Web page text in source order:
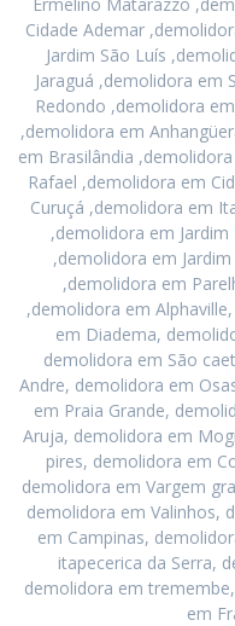
Cidade Ademar
Jardim São Luís
Jaraguá ,demolidora em
Redondo ,demolidora
,demolidora em
em Brasilândia
Rafael ,demolidora em
Curuçá ,demolidora em
,demolidora em
,demolidora em
,demolidora em
,demolidora em
em Diadema,
demolidora em São
Andre, demolidora em
em Praia Grande,
Aruja, demolidora em
pires, demolidora em
demolidora em Vargem
demolidora em Valinhos,
em Campinas,
itapecerica da Serra,
demolidora em
em